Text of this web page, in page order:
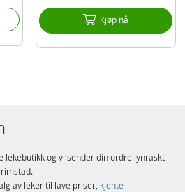
Kjøp nå
lekebutikk og vi sender din ordre lynraskt
av leker til lave priser, kjente